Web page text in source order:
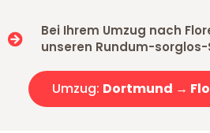
Bei Ihrem Umzug nach
unseren Rundum-sorglos-
Umzug: Dortmund →